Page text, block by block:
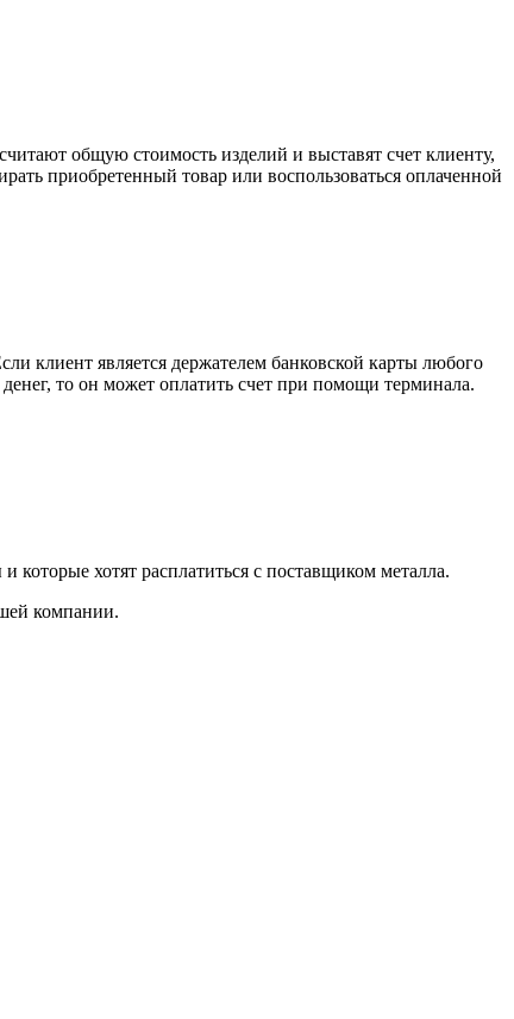
общую стоимость изделий и выставят счет клиенту,
приобретенный товар или воспользоваться оплаченной
клиент является держателем банковской карты любого
то он может оплатить счет при помощи терминала.
хотят расплатиться с поставщиком металла.
компании.